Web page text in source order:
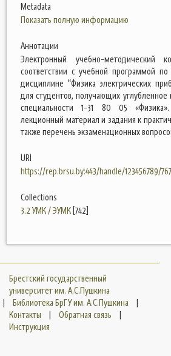
Metadata
Показать полную информацию
Аннотации
Электронный учебно-методический
соответствии с учебной программой
дисциплине “Физика электрических
для студентов, получающих углубленное
специальности 1-31 80 05
лекционный материал и задания к
также перечень экзаменационных
URI
https://rep.brsu.by:443/handle/123456789/
Collections
3.2 УМК / ЭУМК [742]
Брестский государственный
университет им. А.С.Пушкина
|
Библиотека БрГУ им. А.С.Пушкина
|
Контакты
| Обратная связь
|
Инструкция